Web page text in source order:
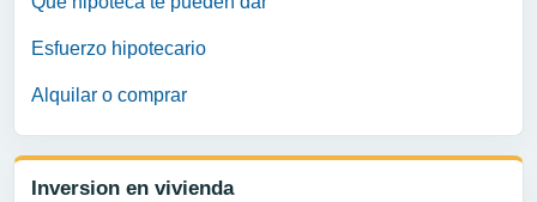
Esfuerzo hipotecario
Alquilar o comprar
Inversion en vivienda